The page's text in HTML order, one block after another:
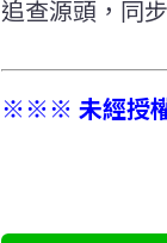
追查源頭，同
※※※ 未經授